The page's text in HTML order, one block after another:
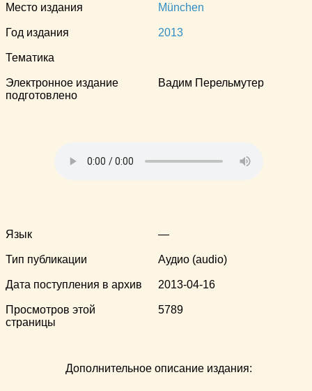
Место издания München
Год издания 2013
Тематика
Электронное издание
подготовлено
Вадим Перельмутер
Язык —
Тип публикации Аудио (audio)
Дата поступления в архив 2013-04-16
Просмотров этой
страницы
5789
Дополнительное описание издания: